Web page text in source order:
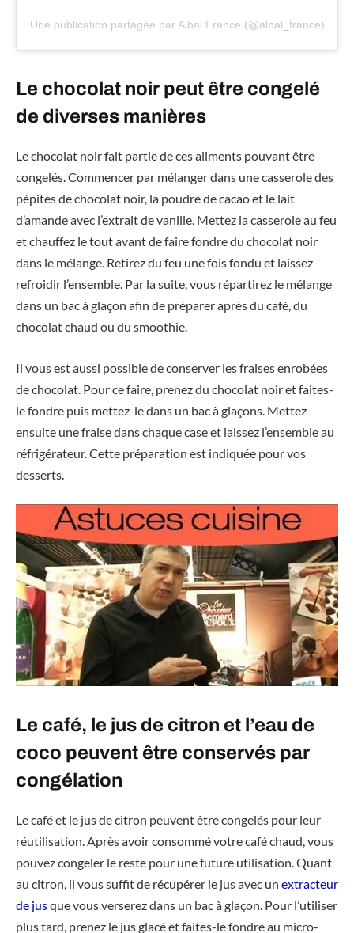
Une publication partagée par Albal France (@albal_france)
Le chocolat noir peut être congelé
de diverses manières
Le chocolat noir fait partie de ces aliments pouvant être
congelés. Commencer par mélanger dans une casserole des
pépites de chocolat noir, la poudre de cacao et le lait
d’amande avec l’extrait de vanille. Mettez la casserole au feu
et chauffez le tout avant de faire fondre du chocolat noir
dans le mélange. Retirez du feu une fois fondu et laissez
refroidir l’ensemble. Par la suite, vous répartirez le mélange
dans un bac à glaçon afin de préparer après du café, du
chocolat chaud ou du smoothie.
Il vous est aussi possible de conserver les fraises enrobées
de chocolat. Pour ce faire, prenez du chocolat noir et faites-
le fondre puis mettez-le dans un bac à glaçons. Mettez
ensuite une fraise dans chaque case et laissez l’ensemble au
réfrigérateur. Cette préparation est indiquée pour vos
desserts.
Le café, le jus de citron et l’eau de
coco peuvent être conservés par
congélation
Le café et le jus de citron peuvent être congelés pour leur
réutilisation. Après avoir consommé votre café chaud, vous
pouvez congeler le reste pour une future utilisation. Quant
au citron, il vous suffit de récupérer le jus avec un extracteur
de jusque vous verserez dans un bac à glaçon. Pour l’utiliser
plus tard, prenez le jus glacé et faites-le fondre au micro-